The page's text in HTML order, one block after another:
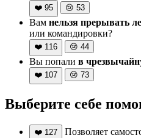
❤️ 95 😢 53
Вам нельзя прерывать
или командировки?
❤️ 116 😢 44
Вы попали в
❤️ 107 😢 73
Выберите себе
❤️ 127
Позволяет